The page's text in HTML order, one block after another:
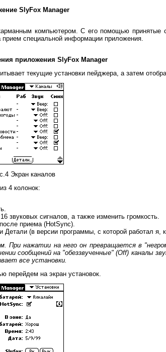
SlyFox Manager
компьютером. С его помощью принятые
специальной информации приложения.
приложения SlyFox Manager
текущие установки пейджера, а затем
Экран каналов
4 колонок:
звуковых сигналов, а также изменить громкость.
приема (HotSync).
(в версии программы, с которой работал я,
При нажатии на него он превращается в
сообщений на "обеззвученные" (Off) каналы
все установки.
перейдем на экран установок.